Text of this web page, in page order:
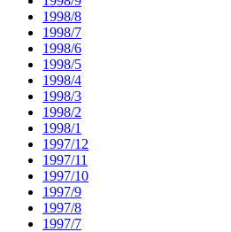
1998/8
1998/7
1998/6
1998/5
1998/4
1998/3
1998/2
1998/1
1997/12
1997/11
1997/10
1997/9
1997/8
1997/7